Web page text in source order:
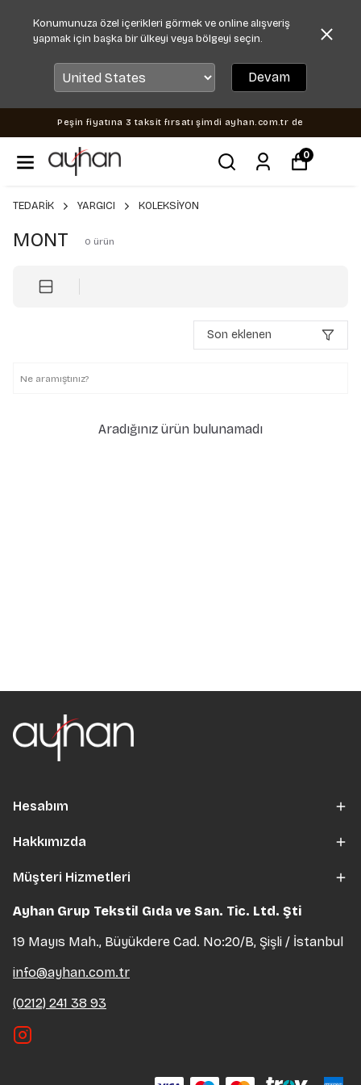
Konumunuza özel içerikleri görmek ve online alışveriş
yapmak için başka bir ülkeyi veya bölgeyi seçin.
Devam
Peşin fiyatına 3 taksit fırsatı şimdi ayhan.com.tr de
0
TEDARİK YARGICI KOLEKSİYON
MONT 0 ürün
Son eklenen
Aradığınız ürün bulunamadı
Hesabım
Hakkımızda
Müşteri Hizmetleri
Ayhan Grup Tekstil Gıda ve San. Tic. Ltd. Şti
19 Mayıs Mah., Büyükdere Cad. No:20/B, Şişli / İstanbul
info@ayhan.com.tr
(0212) 241 38 93